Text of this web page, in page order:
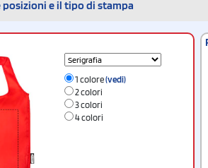
posizioni e il tipo di stampa
1 colore(vedi)
2 colori
3 colori
4 colori